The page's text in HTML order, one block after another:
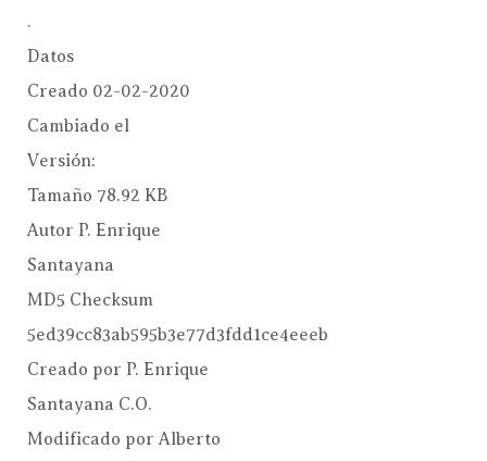
.
Datos
Creado 02-02-2020
Cambiado el
Versión:
Tamaño 78.92 KB
Autor P. Enrique
Santayana
MD5 Checksum
5ed39cc83ab595b3e77d3fdd1ce4eeeb
Creado por P. Enrique
Santayana C.O.
Modificado por Alberto